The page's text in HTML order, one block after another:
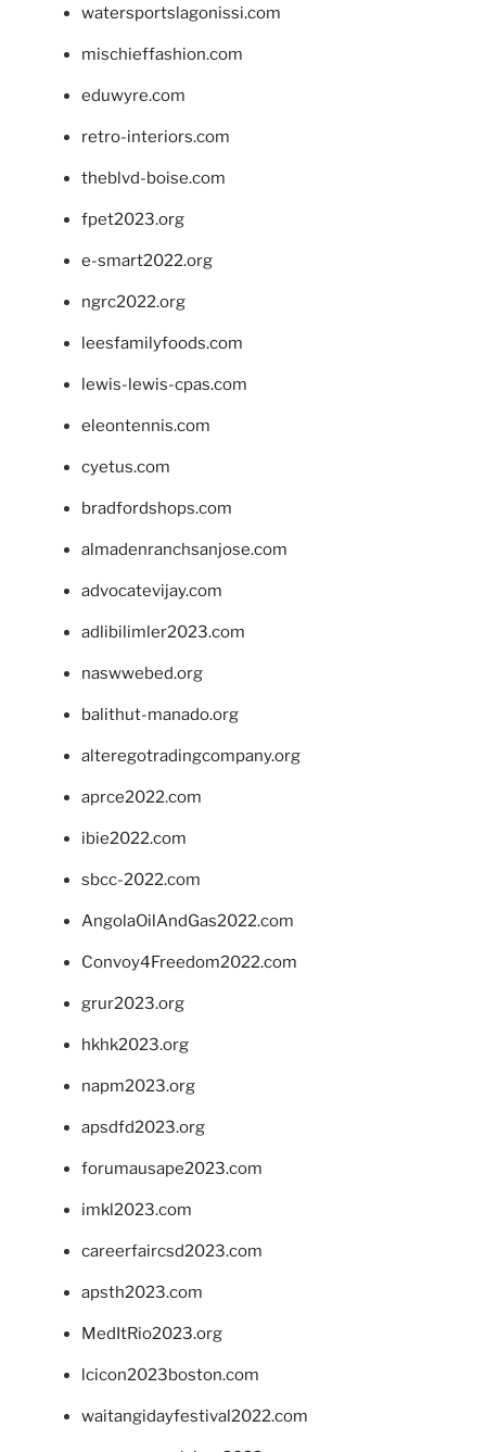
watersportslagonissi.com
mischieffashion.com
eduwyre.com
retro-interiors.com
theblvd-boise.com
fpet2023.org
e-smart2022.org
ngrc2022.org
leesfamilyfoods.com
lewis-lewis-cpas.com
eleontennis.com
cyetus.com
bradfordshops.com
almadenranchsanjose.com
advocatevijay.com
adlibilimler2023.com
naswwebed.org
balithut-manado.org
alteregotradingcompany.org
aprce2022.com
ibie2022.com
sbcc-2022.com
AngolaOilAndGas2022.com
Convoy4Freedom2022.com
grur2023.org
hkhk2023.org
napm2023.org
apsdfd2023.org
forumausape2023.com
imkl2023.com
careerfaircsd2023.com
apsth2023.com
MedItRio2023.org
lcicon2023boston.com
waitangidayfestival2022.com